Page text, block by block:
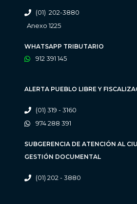
(01) 202-3880
Anexo 1225
WHATSAPP TRIBUTARIO
912 391 145
ALERTA PUEBLO LIBRE Y
(01) 319 - 3160
974 288 391
SUBGERENCIA DE ATENCIÓN AL
GESTIÓN DOCUMENTAL
(01) 202 - 3880